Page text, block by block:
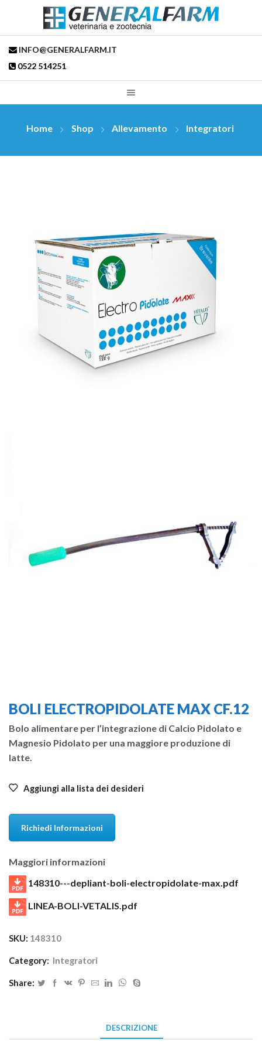
INFO@GENERALFARM.IT
0522 514251
Home Shop Allevamento Integratori
BOLI ELECTROPIDOLATE MAX CF.12
Bolo alimentare per l’integrazione di Calcio Pidolato e
Magnesio Pidolato per una maggiore produzione di
latte.
Aggiungi alla lista dei desideri
Richiedi Informazioni
Maggiori informazioni
148310---depliant-boli-electropidolate-max.pdf
LINEA-BOLI-VETALIS.pdf
SKU: 148310
Category: Integratori
Share:
DESCRIZIONE